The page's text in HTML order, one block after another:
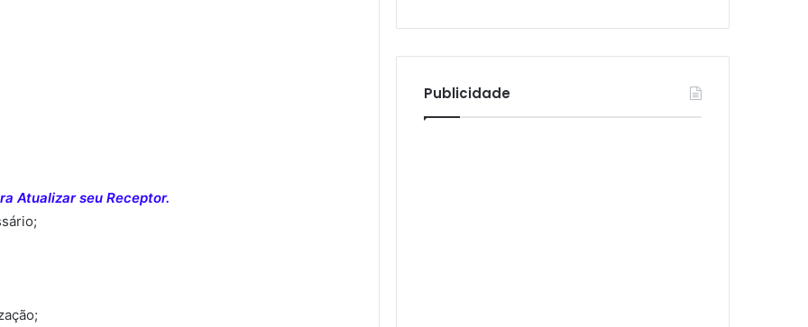
Atualizar seu Receptor.
Publicidade